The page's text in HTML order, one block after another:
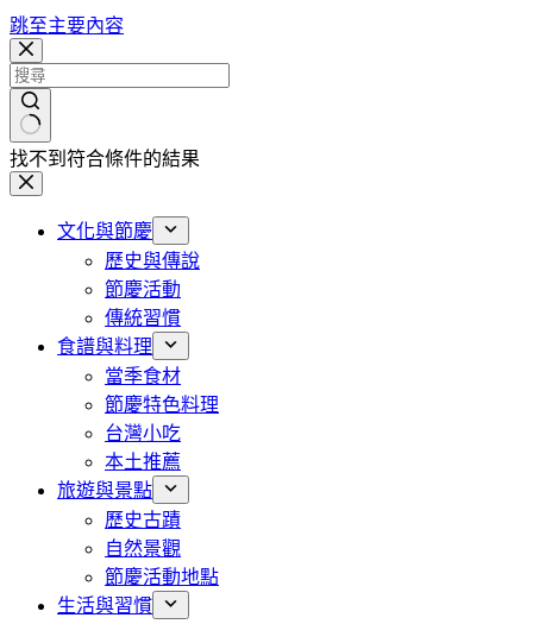
跳至主要內容
找不到符合條件的結果
文化與節慶
歷史與傳說
節慶活動
傳統習慣
食譜與料理
當季食材
節慶特色料理
台灣小吃
本土推薦
旅遊與景點
歷史古蹟
自然景觀
節慶活動地點
生活與習慣